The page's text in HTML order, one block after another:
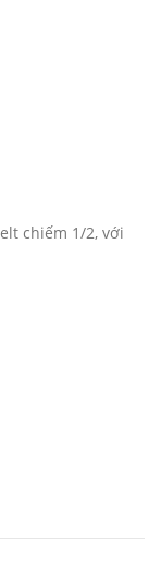
chiếm 1/2, với